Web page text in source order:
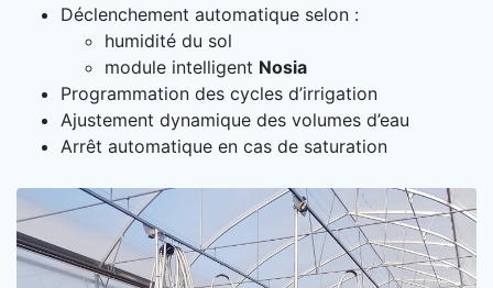
Déclenchement automatique selon :
humidité du sol
module intelligent Nosia
Programmation des cycles d’irrigation
Ajustement dynamique des volumes d’eau
Arrêt automatique en cas de saturation